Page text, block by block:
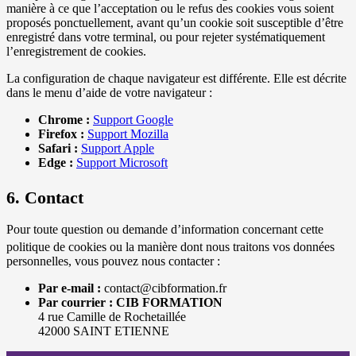
manière à ce que l’acceptation ou le refus des cookies vous soient
proposés ponctuellement, avant qu’un cookie soit susceptible d’être
enregistré dans votre terminal, ou pour rejeter systématiquement
l’enregistrement de cookies.
La configuration de chaque navigateur est différente. Elle est décrite
dans le menu d’aide de votre navigateur :
Chrome : Support Google
Firefox : Support Mozilla
Safari : Support Apple
Edge : Support Microsoft
6. Contact
Pour toute question ou demande d’information concernant cette
politique de cookies ou la manière dont nous traitons vos données
personnelles, vous pouvez nous contacter :
Par e-mail : contact@cibformation.fr
Par courrier : CIB FORMATION
4 rue Camille de Rochetaillée
42000 SAINT ETIENNE